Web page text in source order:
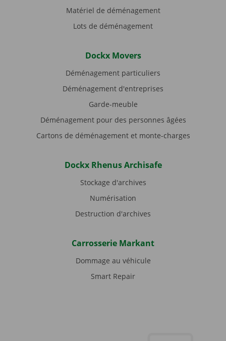
Matériel de déménagement
Lots de déménagement
Dockx Movers
Déménagement particuliers
Déménagement d'entreprises
Garde-meuble
Déménagement pour des personnes âgées
Cartons de déménagement et monte-charges
Dockx Rhenus Archisafe
Stockage d'archives
Numérisation
Destruction d'archives
Carrosserie Markant
Dommage au véhicule
Smart Repair